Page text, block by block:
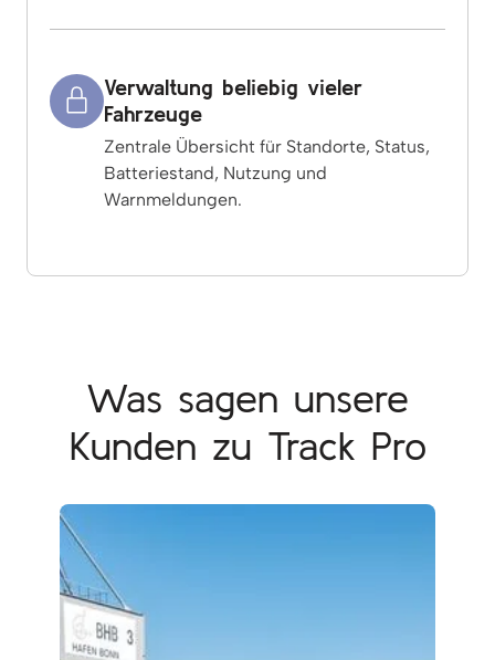
Verwaltung beliebig vieler
Fahrzeuge
Zentrale Übersicht für Standorte, Status,
Batteriestand, Nutzung und
Warnmeldungen.
Was sagen unsere
Kunden zu Track Pro